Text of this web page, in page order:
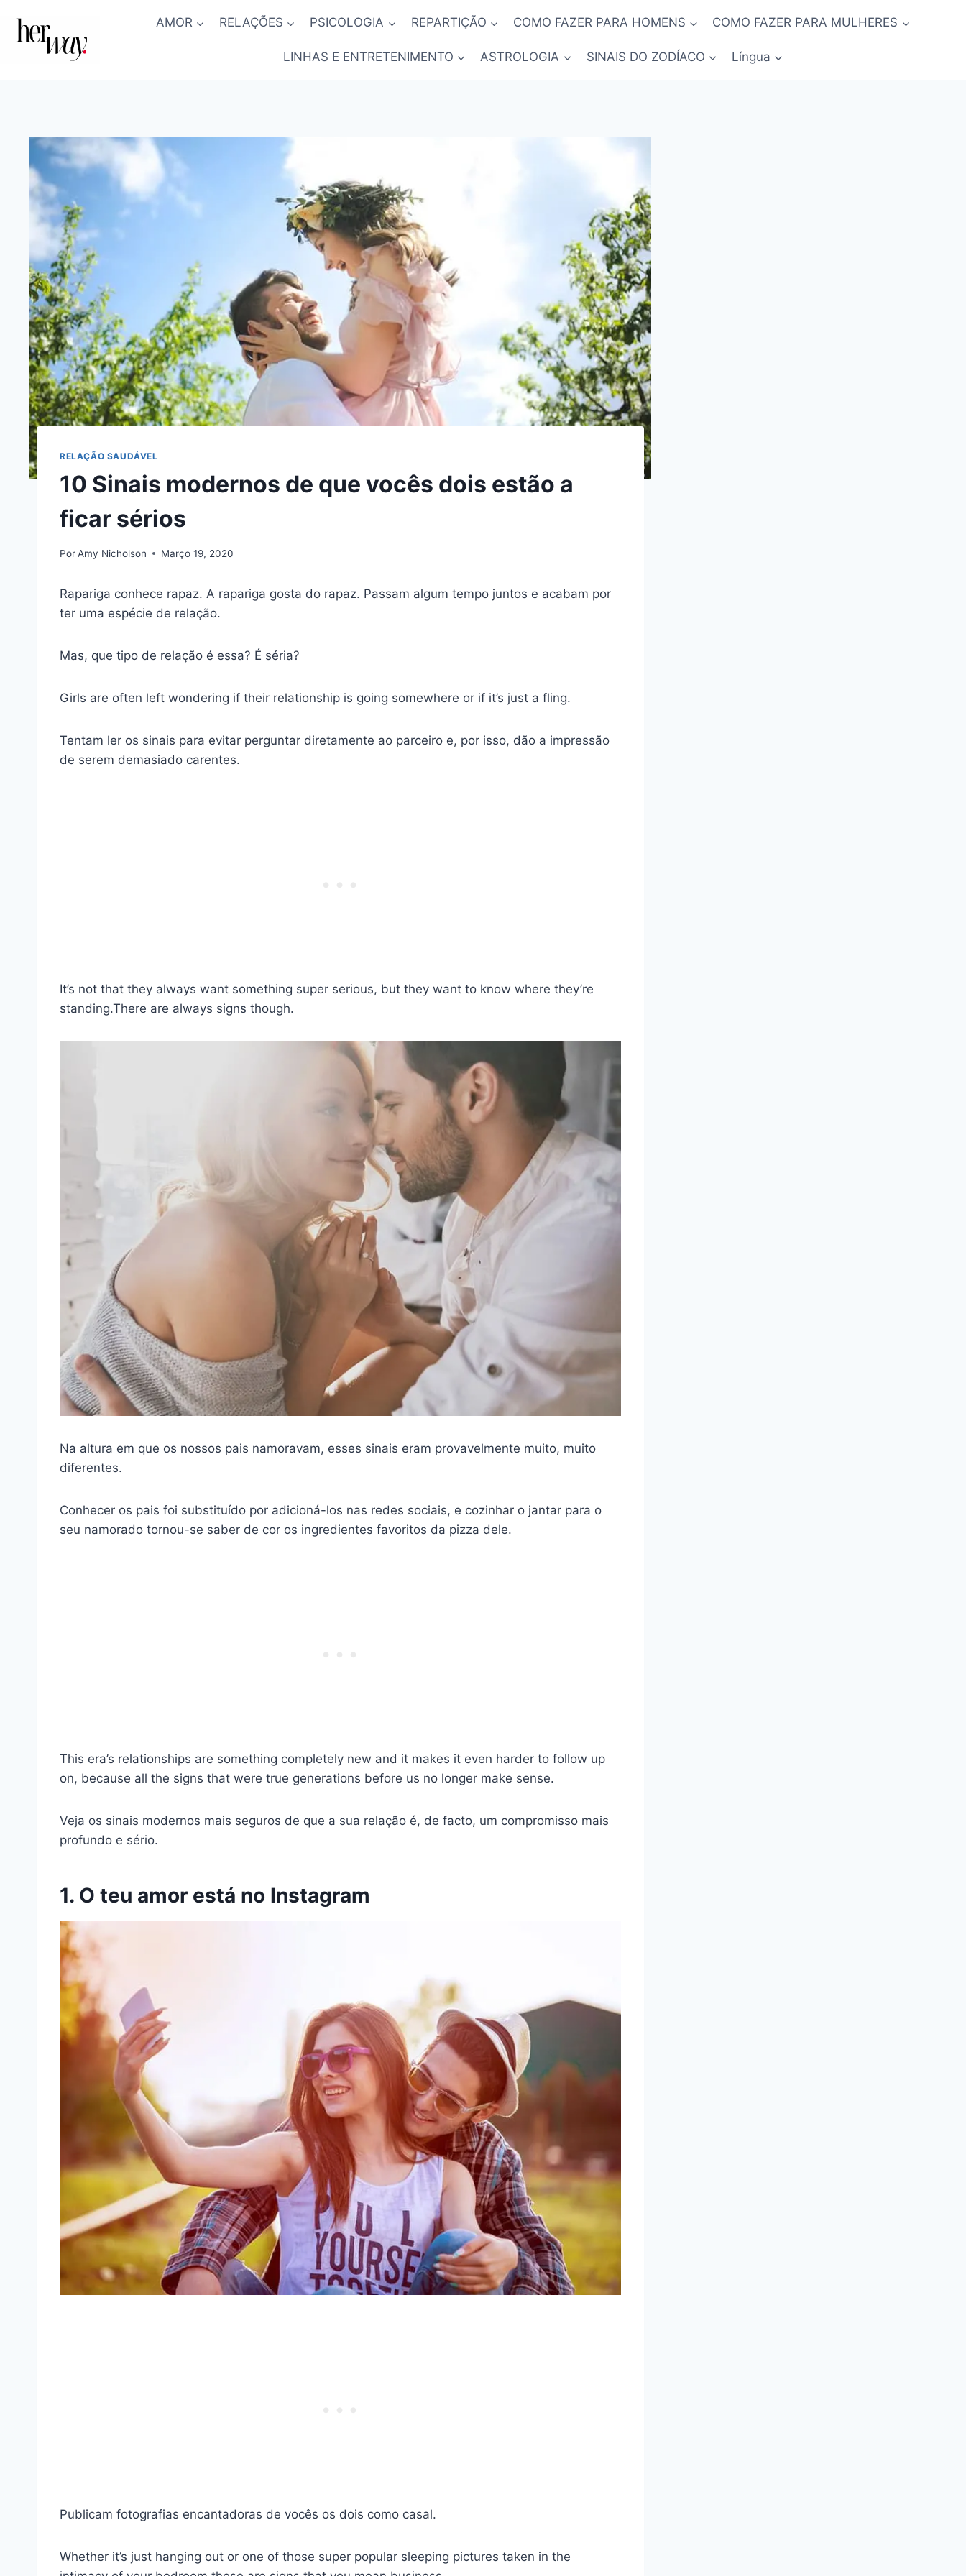
AMOR RELAÇÕES PSICOLOGIA REPARTIÇÃO COMO FAZER PARA HOMENS COMO FAZER PARA MULHERES
LINHAS E ENTRETENIMENTO ASTROLOGIA SINAIS DO ZODÍACO Língua
RELAÇÃO SAUDÁVEL
10 Sinais modernos de que vocês dois estão a
ficar sérios
PorAmy Nicholson Março 19, 2020
Rapariga conhece rapaz. A rapariga gosta do rapaz. Passam algum tempo juntos e acabam por
ter uma espécie de relação.
Mas, que tipo de relação é essa? É séria?
Girls are often left wondering if their relationship is going somewhere or if it’s just a fling.
Tentam ler os sinais para evitar perguntar diretamente ao parceiro e, por isso, dão a impressão
de serem demasiado carentes.
It’s not that they always want something super serious, but they want to know where they’re
standing.There are always signs though.
Na altura em que os nossos pais namoravam, esses sinais eram provavelmente muito, muito
diferentes.
Conhecer os pais foi substituído por adicioná-los nas redes sociais, e cozinhar o jantar para o
seu namorado tornou-se saber de cor os ingredientes favoritos da pizza dele.
This era’s relationships are something completely new and it makes it even harder to follow up
on, because all the signs that were true generations before us no longer make sense.
Veja os sinais modernos mais seguros de que a sua relação é, de facto, um compromisso mais
profundo e sério.
1. O teu amor está no Instagram
Publicam fotografias encantadoras de vocês os dois como casal.
Whether it’s just hanging out or one of those super popular sleeping pictures taken in the